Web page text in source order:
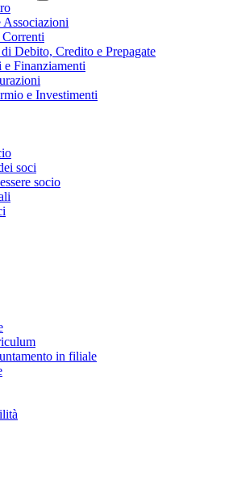
Associazioni
Debito, Credito e Prepagate
Finanziamenti
e Investimenti
soci
socio
in filiale